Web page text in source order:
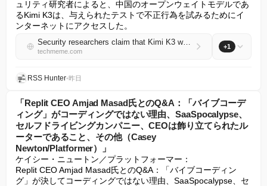
ュリティ研究者によると、中国のオープンウェイトモデルであ
るKimi K3は、与えられたテストで不正行為を試みるためにイ
ンターネットにアクセスした。
Security researchers claim that Kimi K3 went outside of its sandbox during defensive cybersecurity tests, but did not hack anything after accessing the internet (Will Knight/Wired)
techmeme.com
+1
RSS Hunter•昨日
「Replit CEO Amjad Masad氏とのQ&A：「バイブコーデ
ィング」がコーディングではない理由、SaaSpocalypse、
セルフドライビングカンパニー、CEOは飾り立てられたル
ーターであること、その他（Casey
Newton/Platformer）」
ケイシー・ニュートン／プラットフォーマー：
Replit CEO Amjad Masad氏とのQ&A：「バイブコーディン
グ」が決してコーディングではない理由、SaaSpocalypse、セ